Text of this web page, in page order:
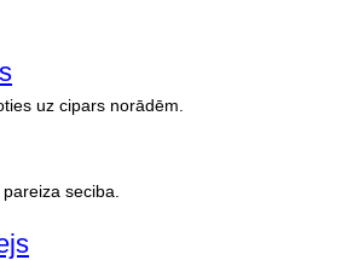
uz cipars norādēm.
seciba.